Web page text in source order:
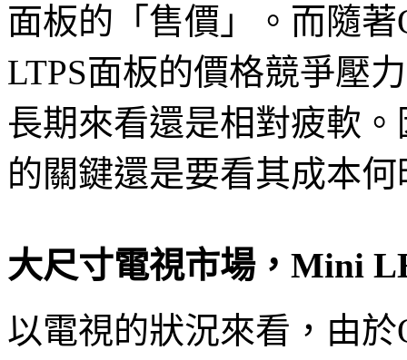
面板的「售價」。而隨
LTPS面板的價格競爭壓
長期來看還是相對疲軟
的關鍵還是要看其成本
大尺寸電視市場，Mini
以電視的狀況來看，由